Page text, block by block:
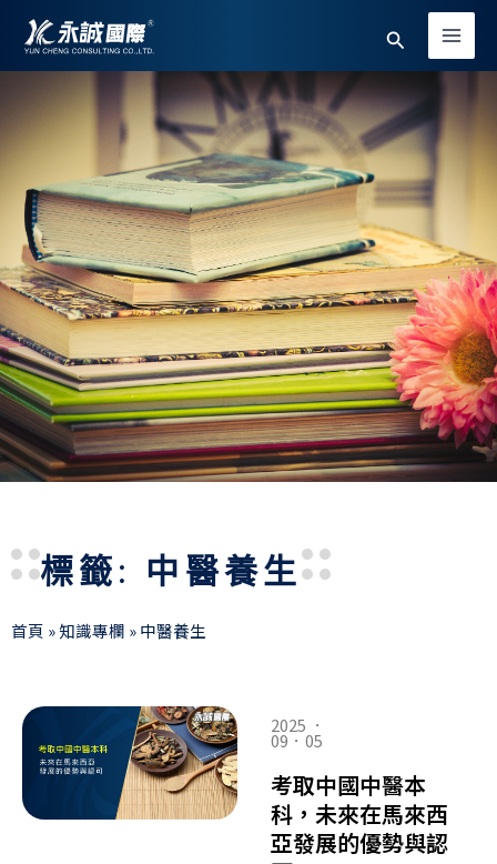
搜
尋
Main
標籤: 中醫養生
首頁 »知識專欄 »中醫養生
2025 ．
09．05
考取中國中醫本
科，未來在馬來西
亞發展的優勢與認